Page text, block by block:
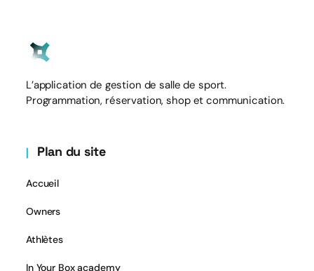
L’application de gestion de salle de sport.
Programmation, réservation, shop et communication.
Plan du site
Accueil
Owners
Athlètes
In Your Box academy